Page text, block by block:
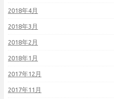
2018年4月
2018年3月
2018年2月
2018年1月
2017年12月
2017年11月